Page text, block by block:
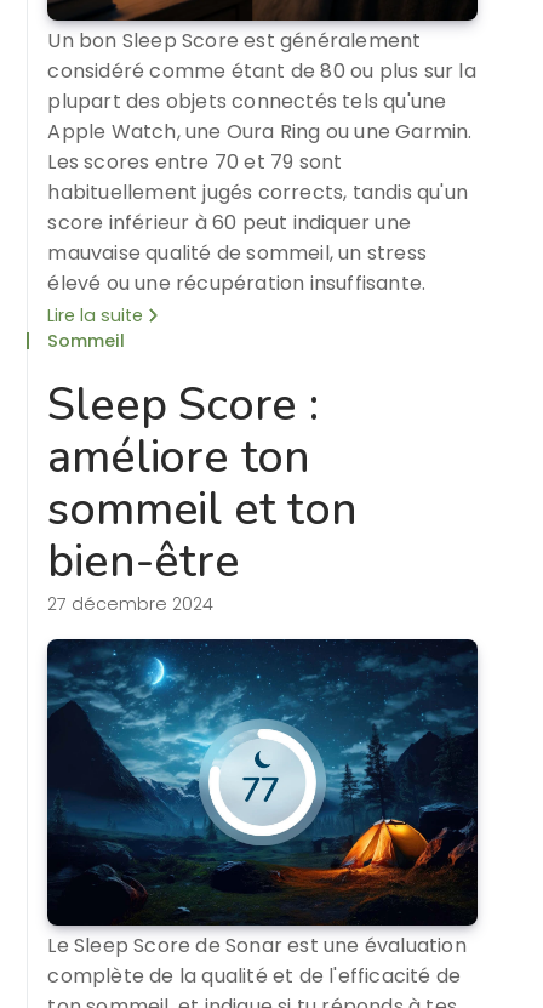
Un bon Sleep Score est généralement
considéré comme étant de 80 ou plus sur la
plupart des objets connectés tels qu'une
Apple Watch, une Oura Ring ou une Garmin.
Les scores entre 70 et 79 sont
habituellement jugés corrects, tandis qu'un
score inférieur à 60 peut indiquer une
mauvaise qualité de sommeil, un stress
élevé ou une récupération insuffisante.
Lire la suite
Sommeil
Sleep Score :
améliore ton
sommeil et ton
bien-être
27 décembre 2024
Le Sleep Score de Sonar est une évaluation
complète de la qualité et de l'efficacité de